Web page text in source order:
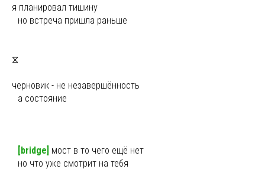
я планировал тишину
но встреча пришла раньше
⧖
черновик - не незавершённость
а состояние
[bridge] мост в то чего ещё нет
но что уже смотрит на тебя